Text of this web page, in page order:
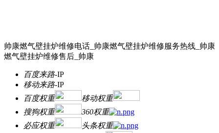
帅康燃气壁挂炉维修电话_帅康燃气壁挂炉维修服务热线_帅康
燃气壁挂炉维修售后_帅康
百度来路-IP
移动来路-IP
百度权重
移动权重
搜狗权重
360权重
必应权重
头条权重